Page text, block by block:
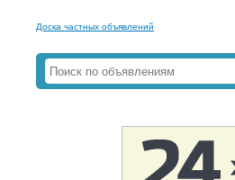
Доска частных объявлений